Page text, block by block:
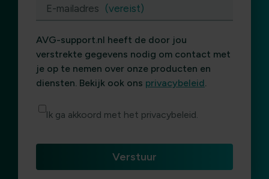
E-mailadres (vereist)
AVG-support.nl heeft de door jou
verstrekte gegevens nodig om contact met
je op te nemen over onze producten en
diensten. Bekijk ook ons privacybeleid.
Ik ga akkoord met het privacybeleid.